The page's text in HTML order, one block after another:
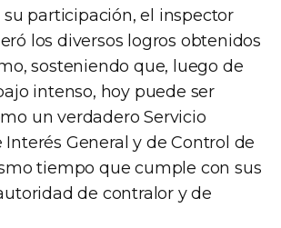
su participación, el inspector
los diversos logros obtenidos
sosteniendo que, luego de
intenso, hoy puede ser
un verdadero Servicio
General y de Control de
tiempo que cumple con sus
de contralor y de